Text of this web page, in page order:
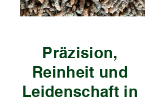
Präzision,
Reinheit und
Leidenschaft in